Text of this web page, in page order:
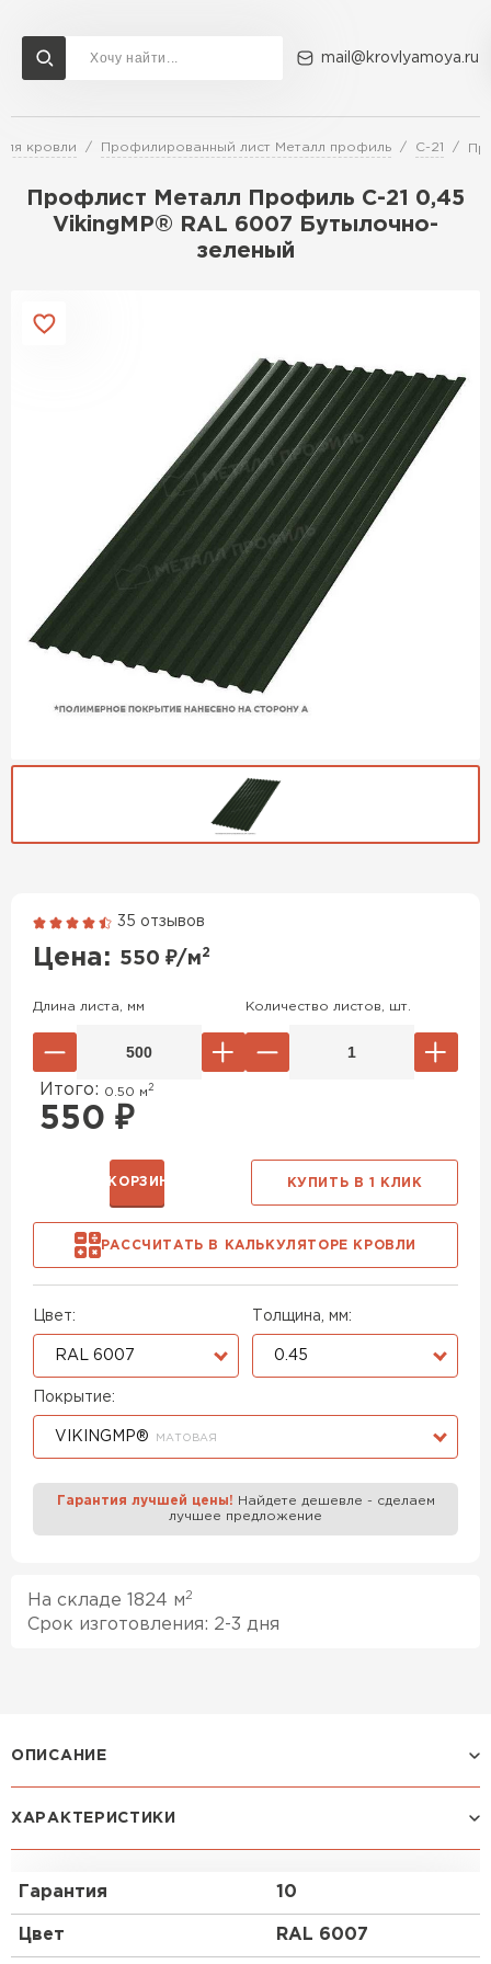
mail@krovlyamoya.ru
кровли Профилированный лист Металл профиль С-21
Профлист Металл Профиль С-21 0,45
VikingMP® RAL 6007 Бутылочно-
зеленый
35 отзывов
Цена: 550 ₽/м2
Цвет:
RAL 6007
Толщина, мм:
0.45
Покрытие:
VIKINGMP® МАТОВАЯ
Длина листа, мм Количество листов, шт.
Итого: 0.50 м 2
550 ₽
РАССЧИТАТЬ В КАЛЬКУЛЯТОРЕ КРОВЛИ
В КОРЗИНУ КУПИТЬ В 1 КЛИК
Гарантия лучшей цены! Найдете дешевле - сделаем
лучшее предложение
На складе 1824 м 2
Срок изготовления: 2-3 дня
ОПИСАНИЕ
6007-0,45) часто используется в Архангельске
покрытием. Толщина металла с оцинковкой и
полимерным покрытием — 0.45 мм. После проката
волнообразный вид. Жёсткость
ХАРАКТЕРИСТИКИ
Гарантия 10
Цвет RAL 6007
Сервисы расчета
Расчет штакетника для забора
Расчет водостока
Расчет софитов для кровли
Расчет кровли из профнастила
Расчет кровли из металлочерепицы
Доставка Контакты
Гибкая черепица
Профилированный лист